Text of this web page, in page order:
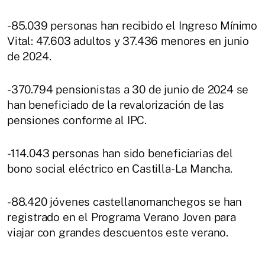
-85.039 personas han recibido el Ingreso Mínimo
Vital: 47.603 adultos y 37.436 menores en junio
de 2024.
-370.794 pensionistas a 30 de junio de 2024 se
han beneficiado de la revalorización de las
pensiones conforme al IPC.
-114.043 personas han sido beneficiarias del
bono social eléctrico en Castilla-La Mancha.
-88.420 jóvenes castellanomanchegos se han
registrado en el Programa Verano Joven para
viajar con grandes descuentos este verano.